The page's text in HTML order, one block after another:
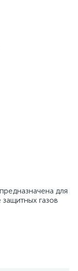
предназначена для
газов